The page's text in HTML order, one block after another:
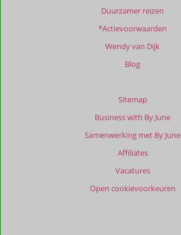
Duurzamer reizen
*Actievoorwaarden
Wendy van Dijk
Blog
Sitemap
Business with By June
Samenwerking met By June
Affiliates
Vacatures
Open cookievoorkeuren